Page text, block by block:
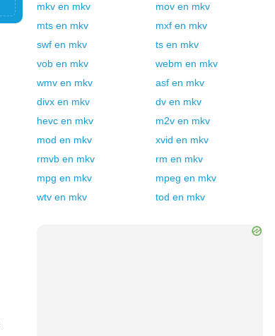
mkv en mkv mov en mkv
mts en mkv mxf en mkv
swf en mkv ts en mkv
vob en mkv webm en mkv
wmv en mkv asf en mkv
divx en mkv dv en mkv
hevc en mkv m2v en mkv
mod en mkv xvid en mkv
rmvb en mkv rm en mkv
mpg en mkv mpeg en mkv
wtv en mkv tod en mkv